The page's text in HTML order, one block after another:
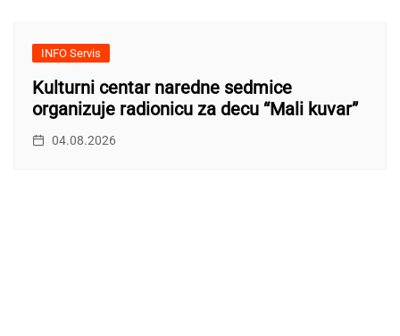
INFO Servis
Kulturni centar naredne sedmice
organizuje radionicu za decu “Mali kuvar”
04.08.2026